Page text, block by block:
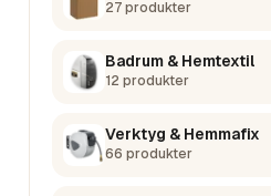
27produkter
Badrum & Hemtextil
12 produkter
Verktyg & Hemmafix
66 produkter